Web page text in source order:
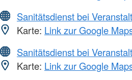
Sanitätsdienst bei
Karte: Link zur Google
Sanitätsdienst bei
Karte: Link zur Google